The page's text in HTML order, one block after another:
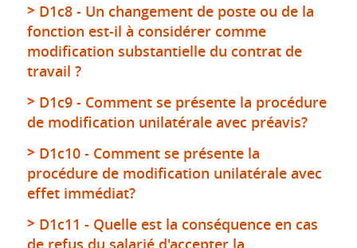
D1c8 - Un changement de poste ou de la
fonction est-il à considérer comme
modification substantielle du contrat de
travail ?
D1c9 - Comment se présente la procédure
de modification unilatérale avec préavis?
D1c10 - Comment se présente la
procédure de modification unilatérale avec
effet immédiat?
D1c11 - Quelle est la conséquence en cas
de refus du salarié d'accepter la